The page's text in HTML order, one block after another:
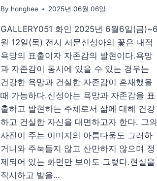
By honghee 2025년 06월 06일
GALLERY051 화인 2025년 6월6일(금)~6
월 12일(목) 전시 서문신성아의 꽃은 내적
욕망의 표출이자 자존감의 발현이다.욕망
과 자존감이 동시에 있을 수 있는 경우는
건강한 욕망과 건실한 자존감이 혼재했을
때 가능하다.신성아는 욕망과 자존감을 표
출하고 발현하는 주체로서 삶에 대해 건강
하고 건실한 자신을 대면하고자 한다. 그의
사진이 주는 이미지의 아름다움도 그러하
거니와 주눅들지 않고 산만하지 않으며 정
제되어 있는 화면만 보아도 그렇다.현실을
직시하고 발을…